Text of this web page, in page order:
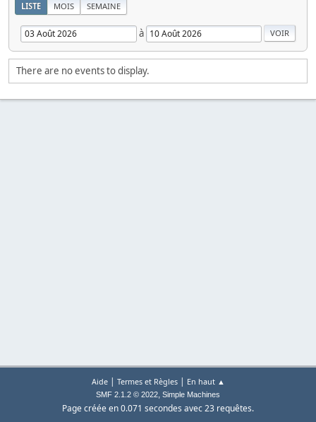
LISTE MOIS SEMAINE
à
There are no events to display.
Aide| Termes et Règles| En haut ▲
SMF 2.1.2 © 2022, Simple Machines
Page créée en 0.071 secondes avec 23 requêtes.